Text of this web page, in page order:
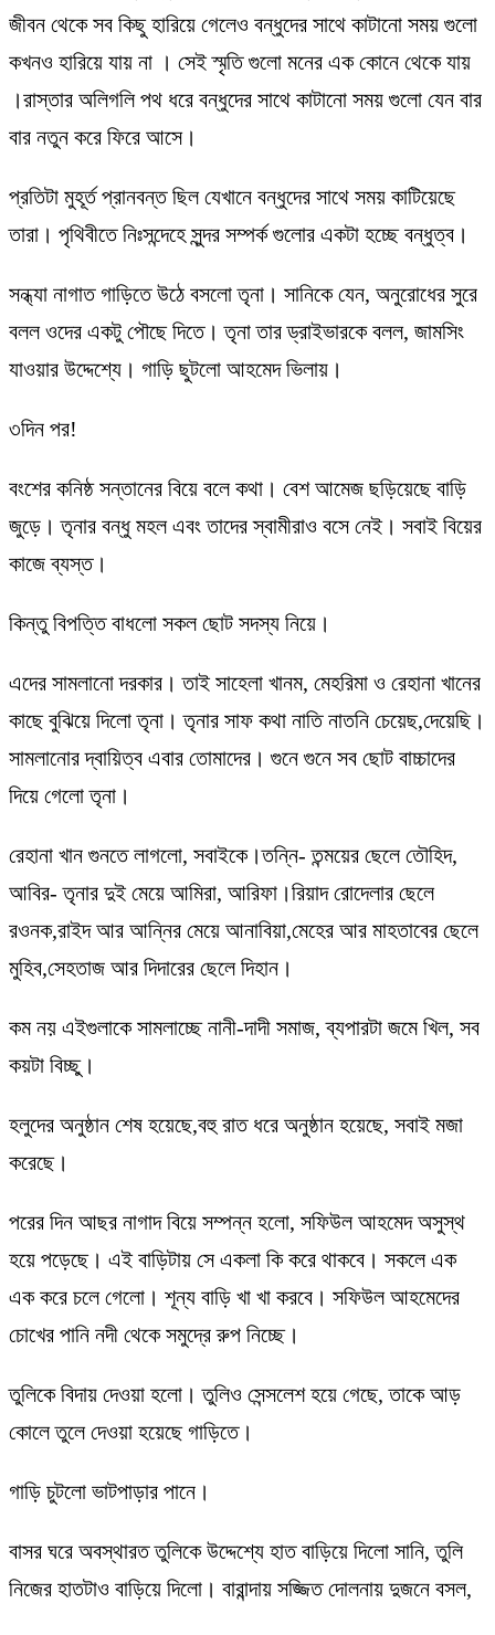
জীবন থেকে সব কিছু হারিয়ে গেলেও বন্ধুদের সাথে কাটানো সময় গুলো
কখনও হারিয়ে যায় না । সেই স্মৃতি গুলো মনের এক কোনে থেকে যায়
।রাস্তার অলিগলি পথ ধরে বন্ধুদের সাথে কাটানো সময় গুলো যেন বার
বার নতুন করে ফিরে আসে।
প্রতিটা মুহূর্ত প্রানবন্ত ছিল যেখানে বন্ধুদের সাথে সময় কাটিয়েছে
তারা। পৃথিবীতে নিঃসন্দেহে সুন্দর সম্পর্ক গুলোর একটা হচ্ছে বন্ধুত্ব।
সন্ধ্যা নাগাত গাড়িতে উঠে বসলো তৃনা। সানিকে যেন, অনুরোধের সুরে
বলল ওদের একটু পৌছে দিতে। তৃনা তার ড্রাইভারকে বলল, জামসিং
যাওয়ার উদ্দেশ্যে। গাড়ি ছুটলো আহমেদ ভিলায়।
৩দিন পর!
বংশের কনিষ্ঠ সন্তানের বিয়ে বলে কথা। বেশ আমেজ ছড়িয়েছে বাড়ি
জুড়ে। তৃনার বন্ধু মহল এবং তাদের স্বামীরাও বসে নেই। সবাই বিয়ের
কাজে ব্যস্ত।
কিন্তু বিপত্তি বাধলো সকল ছোট সদস্য নিয়ে।
এদের সামলানো দরকার। তাই সাহেলা খানম, মেহরিমা ও রেহানা খানের
কাছে বুঝিয়ে দিলো তৃনা। তৃনার সাফ কথা নাতি নাতনি চেয়েছ,দেয়েছি।
সামলানোর দ্বায়িত্ব এবার তোমাদের। গুনে গুনে সব ছোট বাচ্চাদের
দিয়ে গেলো তৃনা।
রেহানা খান গুনতে লাগলো, সবাইকে।তন্নি- তন্ময়ের ছেলে তৌহিদ,
আবির- তৃনার দুই মেয়ে আমিরা, আরিফা।রিয়াদ রোদেলার ছেলে
রওনক,রাইদ আর আন্নির মেয়ে আনাবিয়া,মেহের আর মাহতাবের ছেলে
মুহিব,সেহতাজ আর দিদারের ছেলে দিহান।
কম নয় এইগুলাকে সামলাচ্ছে নানী-দাদী সমাজ, ব্যপারটা জমে খিল, সব
কয়টা বিচ্ছু।
হলুদের অনুষ্ঠান শেষ হয়েছে,বহু রাত ধরে অনুষ্ঠান হয়েছে, সবাই মজা
করেছে।
পরের দিন আছর নাগাদ বিয়ে সম্পন্ন হলো, সফিউল আহমেদ অসুস্থ
হয়ে পড়েছে। এই বাড়িটায় সে একলা কি করে থাকবে। সকলে এক
এক করে চলে গেলো। শূন্য বাড়ি খা খা করবে। সফিউল আহমেদের
চোখের পানি নদী থেকে সমুদ্রে রুপ নিচ্ছে।
তুলিকে বিদায় দেওয়া হলো। তুলিও সেন্সলেশ হয়ে গেছে, তাকে আড়
কোলে তুলে দেওয়া হয়েছে গাড়িতে।
গাড়ি চুটলো ভাটপাড়ার পানে।
বাসর ঘরে অবস্থারত তুলিকে উদ্দেশ্যে হাত বাড়িয়ে দিলো সানি, তুলি
নিজের হাতটাও বাড়িয়ে দিলো। বারান্দায় সজ্জিত দোলনায় দুজনে বসল,